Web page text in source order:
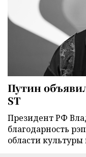
Путин
ST
Президент РФ
благодарность
области культуры